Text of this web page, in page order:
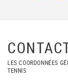
LES COORDONNÉES
TENNIS